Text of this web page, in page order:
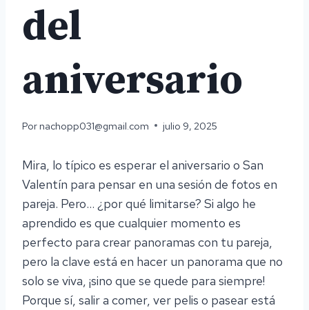
del
aniversario
Por nachopp031@gmail.com julio 9, 2025
Mira, lo típico es esperar el aniversario o San
Valentín para pensar en una sesión de fotos en
pareja. Pero… ¿por qué limitarse? Si algo he
aprendido es que cualquier momento es
perfecto para crear panoramas con tu pareja,
pero la clave está en hacer un panorama que no
solo se viva, ¡sino que se quede para siempre!
Porque sí, salir a comer, ver pelis o pasear está